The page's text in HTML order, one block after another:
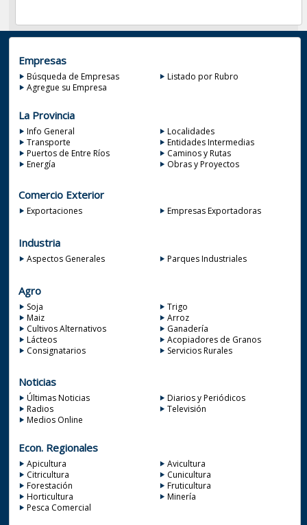
Empresas
Búsqueda de Empresas
Listado por Rubro
Agregue su Empresa
La Provincia
Info General
Localidades
Transporte
Entidades Intermedias
Puertos de Entre Ríos
Caminos y Rutas
Energía
Obras y Proyectos
Comercio Exterior
Exportaciones Empresas Exportadoras
Industria
Aspectos Generales Parques Industriales
Agro
Soja
Trigo
Maiz
Arroz
Cultivos Alternativos
Ganadería
Lácteos
Acopiadores de Granos
Consignatarios
Servicios Rurales
Noticias
Últimas Noticias
Diarios y Periódicos
Radios
Televisión
Medios Online
Econ. Regionales
Apicultura
Avicultura
Citricultura
Cunicultura
Forestación
Fruticultura
Horticultura
Minería
Pesca Comercial